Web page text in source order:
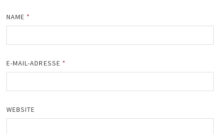
NAME *
E-MAIL-ADRESSE *
WEBSITE